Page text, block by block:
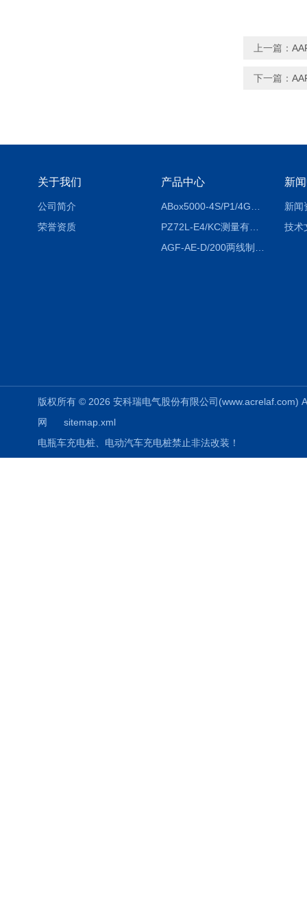
上一篇：
下一篇：
关于我们
公司简介
荣誉资质
产品中心
PZ72L-E4/KC测量有功电能（EPI/EPE）嵌入式电表
新
新闻
技术
版权所有 © 2026 安科瑞电气股份有限公司
网
sitemap.xml
电瓶车充电桩、电动汽车充电桩禁止非法改装！